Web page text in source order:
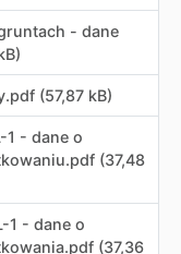
- dane
.pdf (57,87 kB)
1 - dane o
.pdf (37,48
1 - dane o
.pdf (37,36